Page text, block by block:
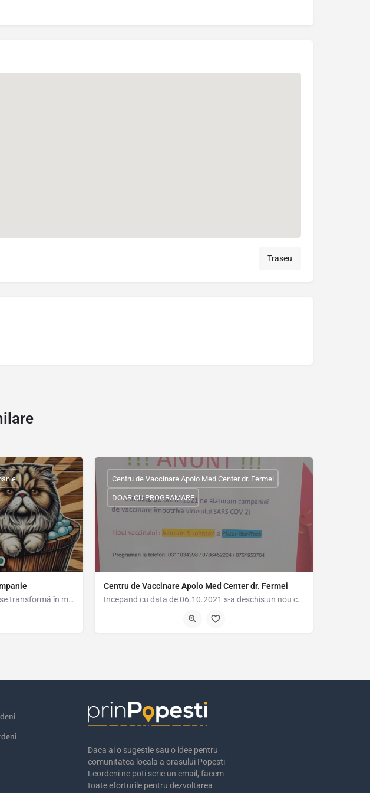
Traseu
Se spune că atunci când pasiunea se transformă în meserie, nu mai trebuie să muncești o zi din viața ta. În…
România, 44.36159, 26.15066
Centru de Vaccinare Apolo Med Center dr. Fermei
Incepand cu data de 06.10.2021 s-a deschis un nou centru de vaccinare anti-covid-19 in Popesti-Leordeni pe…
Drumul Fermei 107, Popesti-Leordeni, Romania, 44.36607, 26.15048
Centru de Vaccinare Apolo Med Center dr. Fermei
DOAR CU PROGRAMARE
Daca ai o sugestie sau o idee pentru
comunitatea locala a orasului Popesti-
Leordeni ne poti scrie un email, facem
toate eforturile pentru dezvoltarea